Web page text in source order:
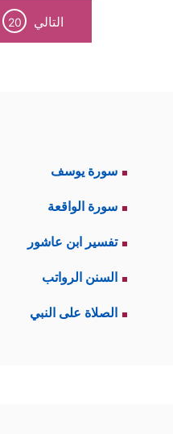
التالي 20
سورة يوسف
سورة الواقعة
تفسير ابن عاشور
السنن الرواتب
الصلاة على النبي